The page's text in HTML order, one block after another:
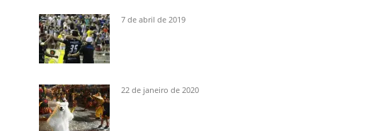
7 de abril de 2019
22 de janeiro de 2020